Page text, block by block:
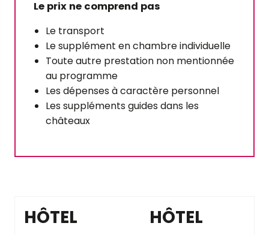
Le prix ne comprend pas
Le transport
Le supplément en chambre individuelle
Toute autre prestation non mentionnée
au programme
Les dépenses à caractère personnel
Les suppléments guides dans les
châteaux
HÔTEL
HÔTEL